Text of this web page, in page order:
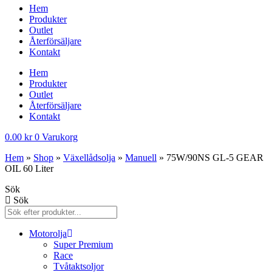
Hem
Produkter
Outlet
Återförsäljare
Kontakt
Hem
Produkter
Outlet
Återförsäljare
Kontakt
0.00 kr 0 Varukorg
Hem » Shop » Växellådsolja » Manuell » 75W/90NS GL-5 GEAR
OIL 60 Liter
Sök
Sök
Motorolja
Super Premium
Race
Tvåtaktsoljor